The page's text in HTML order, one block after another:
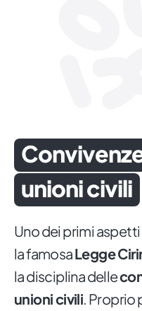
unioni civili
Uno dei primi
la famosaLegge
la disciplina delle
unioni civili. Proprio